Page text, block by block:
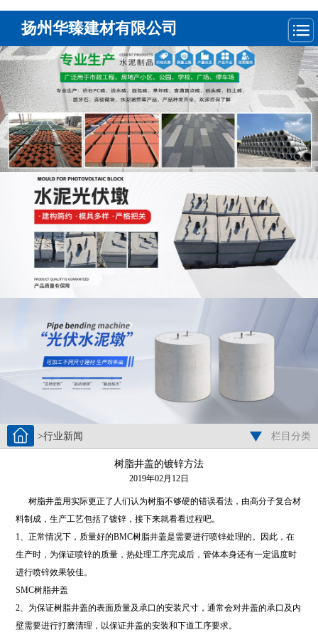
扬州华臻建材有限公司
>行业新闻 栏目分类
树脂井盖的镀锌方法
2019年02月12日
树脂井盖用实际更正了人们认为树脂不够硬的错误看法，由高分子复合材
料制成，生产工艺包括了镀锌，接下来就看看过程吧。
1、正常情况下，质量好的BMC树脂井盖是需要进行喷锌处理的。因此，在
生产时，为保证喷锌的质量，热处理工序完成后，管体本身还有一定温度时
进行喷锌效果较佳。
SMC树脂井盖
2、为保证树脂井盖的表面质量及承口的安装尺寸，通常会对井盖的承口及内
壁需要进行打磨清理，以保证井盖的安装和下道工序要求。